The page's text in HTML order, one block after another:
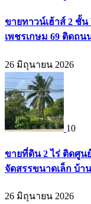
ขายทาวน์เฮ้าส์ 2 ชั้
เพชรเกษม 69 ติดถน
26 มิถุนายน 2026
10
ขายที่ดิน 2 ไร่ ติดศู
จัดสรรขนาดเล็ก บ้าน
26 มิถุนายน 2026